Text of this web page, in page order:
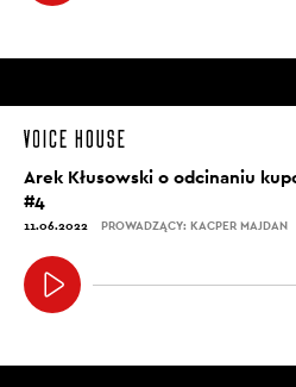
Arek Kłusowski o odcinaniu
#4
11.06.2022 PROWADZĄCY: KACPER MAJDAN